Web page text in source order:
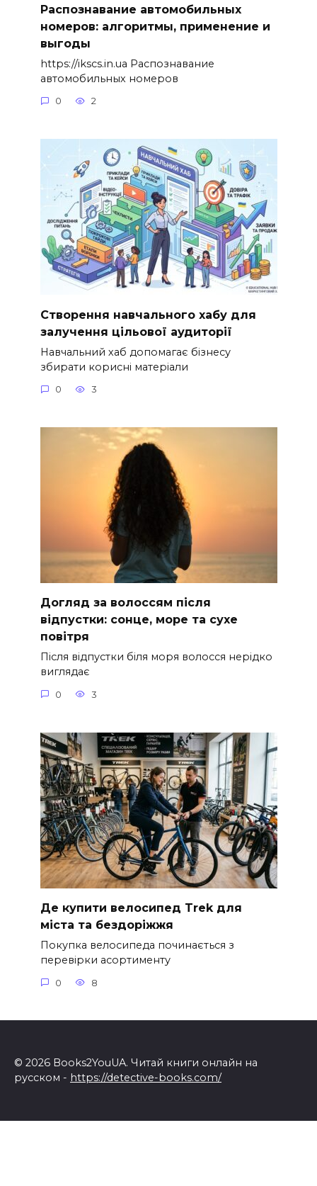
Распознавание автомобильных
номеров: алгоритмы, применение и
выгоды
https://ikscs.in.ua Распознавание
автомобильных номеров
0 2
Створення навчального хабу для
залучення цільової аудиторії
Навчальний хаб допомагає бізнесу
збирати корисні матеріали
0 3
Догляд за волоссям після
відпустки: сонце, море та сухе
повітря
Після відпустки біля моря волосся нерідко
виглядає
0 3
Де купити велосипед Trek для
міста та бездоріжжя
Покупка велосипеда починається з
перевірки асортименту
0 8
© 2026 Books2YouUA. Читай книги онлайн на
русском - https://detective-books.com/